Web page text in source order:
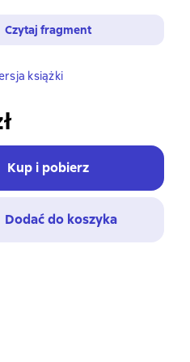
Czytaj fragment
książki
Kup i pobierz
Dodać do koszyka